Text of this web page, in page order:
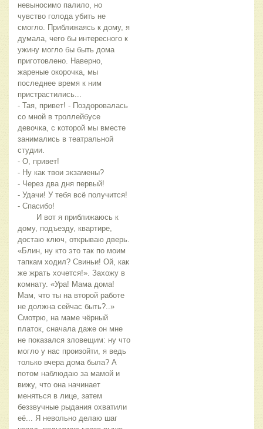
невыносимо палило, но
чувство голода убить не
смогло. Приближаясь к дому, я
думала, чего бы интересного к
ужину могло бы быть дома
приготовлено. Наверно,
жареные окорочка, мы
последнее время к ним
пристрастились...
- Тая, привет! - Поздоровалась
со мной в троллейбусе
девочка, с которой мы вместе
занимались в театральной
студии.
- О, привет!
- Ну как твои экзамены?
- Через два дня первый!
- Удачи! У тебя всё получится!
- Спасибо!
дому, подъезду, квартире,
достаю ключ, открываю дверь.
«Блин, ну кто это так по моим
тапкам ходил? Свиньи! Ой, как
же жрать хочется!». Захожу в
комнату. «Ура! Мама дома!
Мам, что ты на второй работе
не должна сейчас быть?..»
Смотрю, на маме чёрный
платок, сначала даже он мне
не показался зловещим: ну что
могло у нас произойти, я ведь
только вчера дома была? А
потом наблюдаю за мамой и
вижу, что она начинает
меняться в лице, затем
беззвучные рыдания охватили
её... Я невольно делаю шаг